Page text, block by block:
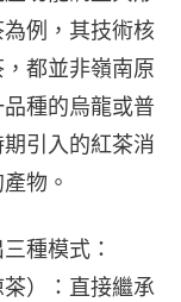
例，其技術核
都並非嶺南原
種的烏龍或普
引入的紅茶消
物。
種模式：
茶）：直接繼承